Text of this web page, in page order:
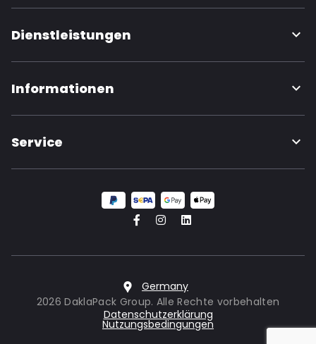
Dienstleistungen
Informationen
Service
Germany
2026 DaklaPack Group. Alle Rechte vorbehalten
Datenschutzerklärung
Nutzungsbedingungen